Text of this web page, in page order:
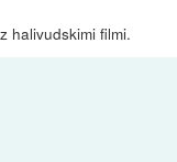
halivudskimi filmi.